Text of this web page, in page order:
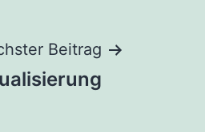
Beitrag